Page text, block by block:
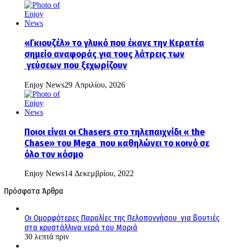
«Γκιουζέλ» το γλυκό που έκανε την Κερατέα
σημείο αναφοράς για τους λάτρεις των
γεύσεων που ξεχωρίζουν
Enjoy News29 Απριλίου, 2026
Ποιοι είναι οι Chasers στο τηλεπαιχνίδι « the
Chase» του Mega που καθηλώνει το κοινό σε
όλο τον κόσμο
Enjoy News14 Δεκεμβρίου, 2022
Πρόσφατα Άρθρα
Οι Ομορφότερες Παραλίες της Πελοποννήσου για βουτιές
στα κρυστάλλινα νερά του Μοριά
30 λεπτά πριν